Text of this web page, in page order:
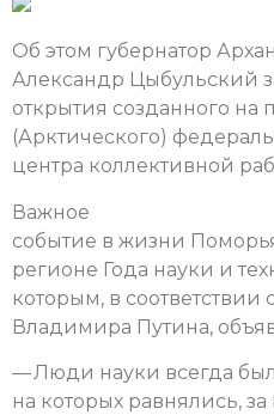
Об этом губернатор
Александр Цыбульский
открытия созданного на
(Арктического)
центра коллективной
Важное
событие в жизни
регионе Года науки и
которым, в
Владимира Путина,
— Люди науки всегда
на которых равнялись,